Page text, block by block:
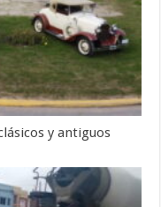
y antiguos